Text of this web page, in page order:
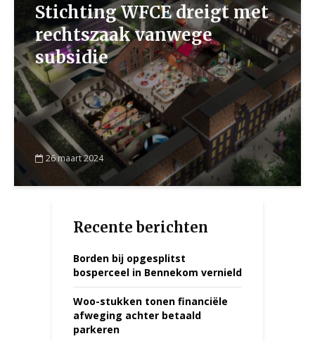
Stichting WFCE dreigt met
rechtszaak vanwege
subsidie
26 maart 2024
Recente berichten
Borden bij opgesplitst
bosperceel in Bennekom vernield
Woo-stukken tonen financiële
afweging achter betaald
parkeren